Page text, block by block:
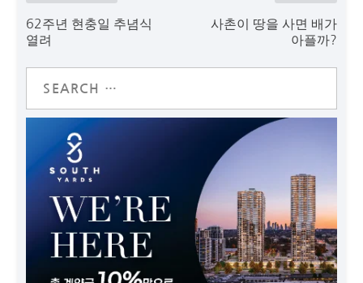
62주년 현충일 추념식
열려
사촌이 땅을 사면 배가
아플까?